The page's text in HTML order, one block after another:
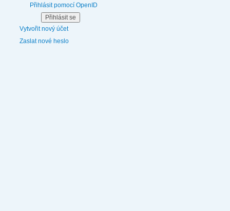
Přihlásit pomocí OpenID
Vytvořit nový účet
Zaslat nové heslo